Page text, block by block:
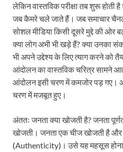
लेकिन वास्तविक परीक्षा तब शुरू होती
जब कैमरे चले जाते हैं। जब समाचार
सोशल मीडिया किसी दूसरे मुद्दे की ओर
क्या लोग अभी भी खड़े हैं? क्या उनका
भी अपने उद्देश्य के लिए त्याग करने को
आंदोलन का वास्तविक चरित्र सामने
आंदोलन इसी चरण में कमजोर पड़ गए।
चरण में मजबूत हुए।
अंततः जनता क्या खोजती है? जनता
खोजती। जनता एक चीज खोजती है और
(Authenticity)। उसे यह महसूस होना